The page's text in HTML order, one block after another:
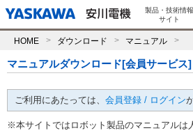
製品・技術情報
サイト
HOME ダウンロード マニュアル
マニュアルダウンロード[会員サービス]
ご利用にあたっては、 会員登録 / ログイン
※本サイトではロボット製品のマニュアルは